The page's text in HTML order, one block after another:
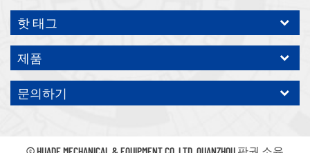
우리 회사는 보다 30 년 경력 from 압력 용기, 전기 모터, 정밀 부품 가공
및 장비에 대한 최고의 부품 주조 조립. 또한 우리 회사는 영구 자석 서보
모터의 자체 핵심 프로세스를 개발하고 관련 기술 특허를 획득하여 국가
에너지 절약 및 환경 보호 기술 발전에 기여했습니다. 우리 자신의 브랜
드 공기 압축기를 기대하십시오, ODM / OEM 수락입니다.
핫 태그
제품
문의하기